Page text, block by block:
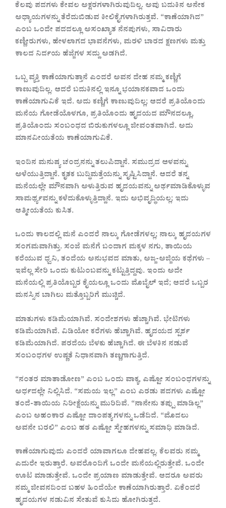
ಕೆಲವು ಪದಗಳು ಕೇವಲ ಅಕ್ಷರಗಳಾಗಿರುವುದಿಲ್ಲ. ಅವು ಬದುಕಿನ ಅನೇಕ
ಅಧ್ಯಾಯಗಳನ್ನು ತೆರೆದುಬಿಡುವ ಕೀಲಿಕೈಗಳಾಗಿರುತ್ತವೆ. “ಕಾಣೆಯಾಗಿದ”
ಎಂಬ ಒಂದೇ ಪದದಲ್ಲೂ ಅಸಂಖ್ಯಾತ ನೆನಪುಗಳು, ಸಾವಿರಾರು
ಕಣ್ಣೀರುಗಳು, ಹೇಳಲಾಗದ ಭಾವನೆಗಳು, ಮರಳಿ ಬಾರದ ಕ್ಷಣಗಳು ಮತ್ತು
ಕಾಲದ ನಿರ್ದಯ ಹೆಜ್ಜೆಗಳ ಸದ್ದು ಅಡಗಿದೆ.
ಒಬ್ಬ ವ್ಯಕ್ತಿ ಕಾಣೆಯಾಗುತ್ತಾನೆ ಎಂದರೆ ಅವನ ದೇಹ ನಮ್ಮ ಕಣ್ಣಿಗೆ
ಕಾಣುವುದಿಲ್ಲ. ಆದರೆ ಬದುಕಿನಲ್ಲಿ ಇನ್ನೂ ಭಯಾನಕವಾದ ಒಂದು
ಕಾಣೆಯಾಗುವಿಕೆ ಇದೆ. ಅದು ಕಣ್ಣಿಗೆ ಕಾಣುವುದಿಲ್ಲ; ಆದರೆ ಪ್ರತಿಯೊಂದು
ಮನೆಯ ಗೋಡೆಯೊಳಗೂ, ಪ್ರತಿಯೊಂದು ಹೃದಯದ ಮೌನದಲ್ಲೂ,
ಪ್ರತಿಯೊಂದು ಸಂಬಂಧದ ಬಿರುಕುಗಳಲ್ಲೂ ಜೀವಂತವಾಗಿದೆ. ಅದು
ಮಾನವೀಯತೆಯ ಕಾಣೆಯಾಗುವಿಕೆ.
ಇಂದಿನ ಮನುಷ್ಯ ಚಂದ್ರನನ್ನು ತಲುಪಿದ್ದಾನೆ. ಸಮುದ್ರದ ಆಳವನ್ನು
ಅಳೆಯುತ್ತಿದ್ದಾನೆ. ಕೃತಕ ಬುದ್ಧಿಮತ್ತೆಯನ್ನು ಸೃಷ್ಟಿಸಿದ್ದಾನೆ. ಆದರೆ ತನ್ನ
ಮನೆಯಲ್ಲೇ ಮೌನವಾಗಿ ಅಳುತ್ತಿರುವ ಹೃದಯವನ್ನು ಅರ್ಥಮಾಡಿಕೊಳ್ಳುವ
ಸಾಮರ್ಥ್ಯವನ್ನು ಕಳೆದುಕೊಳ್ಳುತ್ತಿದ್ದಾನೆ. ಇದು ಅಭಿವೃದ್ಧಿಯಲ್ಲ; ಇದು
ಆತ್ಮೀಯತೆಯ ಕುಸಿತ.
ಒಂದು ಕಾಲದಲ್ಲಿ ಮನೆ ಎಂದರೆ ನಾಲ್ಕು ಗೋಡೆಗಳಲ್ಲ; ನಾಲ್ಕು ಹೃದಯಗಳ
ಸಂಗಮವಾಗಿತ್ತು. ಸಂಜೆ ಮನೆಗೆ ಬಂದಾಗ ಮಕ್ಕಳ ನಗು, ತಾಯಿಯ
ಕರೆಯುವ ಧ್ವನಿ, ತಂದೆಯ ಅನುಭವದ ಮಾತು, ಅಜ್ಜ-ಅಜ್ಜಿಯ ಕಥೆಗಳು –
ಇವೆಲ್ಲ ಸೇರಿ ಒಂದು ಕುಟುಂಬವನ್ನು ಕಟ್ಟುತ್ತಿದ್ದವು. ಇಂದು ಅದೇ
ಮನೆಯಲ್ಲಿ ಪ್ರತಿಯೊಬ್ಬರ ಕೈಯಲ್ಲೂ ಒಂದು ಮೊಬೈಲ್ ಇದೆ; ಆದರೆ ಒಬ್ಬರ
ಮನಸ್ಸಿನ ಬಾಗಿಲು ಮತ್ತೊಬ್ಬರಿಗೆ ಮುಚ್ಚಿದೆ.
ಮಾತುಗಳು ಕಡಿಮೆಯಾಗಿವೆ. ಸಂದೇಶಗಳು ಹೆಚ್ಚಾಗಿವೆ. ಭೇಟಿಗಳು
ಕಡಿಮೆಯಾಗಿವೆ. ವಿಡಿಯೋ ಕರೆಗಳು ಹೆಚ್ಚಾಗಿವೆ. ಹೃದಯದ ಸ್ಪರ್ಶ
ಕಡಿಮೆಯಾಗಿದೆ. ಪರದೆಯ ಬೆಳಕು ಹೆಚ್ಚಾಗಿದೆ. ಈ ಬೆಳಕಿನ ನಡುವೆ
ಸಂಬಂಧಗಳ ಉಷ್ಣತೆ ನಿಧಾನವಾಗಿ ತಣ್ಣಗಾಗುತ್ತಿದೆ.
“ನಂತರ ಮಾತಾಡೋಣ” ಎಂಬ ಒಂದು ವಾಕ್ಯ, ಎಷ್ಟೋ ಸಂಬಂಧಗಳನ್ನು
ಅರ್ಧದಲ್ಲೇ ನಿಲ್ಲಿಸಿದೆ. “ಸಮಯ ಇಲ್ಲ” ಎಂಬ ಎರಡು ಪದಗಳು ಎಷ್ಟೋ
ತಂದೆ-ತಾಯಿಯ ನಿರೀಕ್ಷೆಯನ್ನು ಮುರಿದಿವೆ. “ನಾನೇನು ತಪ್ಪು ಮಾಡಿಲ್ಲ”
ಎಂಬ ಅಹಂಕಾರ ಎಷ್ಟೋ ದಾಂಪತ್ಯಗಳನ್ನು ಒಡೆದಿದೆ. “ಮೊದಲು
ಅವನೇ ಬರಲಿ” ಎಂಬ ಹಠ ಎಷ್ಟೋ ಸ್ನೇಹಗಳನ್ನು ಸಮಾಧಿ ಮಾಡಿದೆ.
ಕಾಣೆಯಾಗುವುದು ಎಂದರೆ ಯಾವಾಗಲೂ ದೇಹವಲ್ಲ. ಕೆಲವರು ನಮ್ಮ
ಎದುರೇ ಇರುತ್ತಾರೆ. ಅವರೊಂದಿಗೆ ಒಂದೇ ಮನೆಯಲ್ಲಿರುತ್ತೇವೆ. ಒಂದೇ
ಊಟ ಮಾಡುತ್ತೇವೆ. ಒಂದೇ ಪ್ರಯಾಣ ಮಾಡುತ್ತೇವೆ. ಆದರೂ ಅವರು
ನಮ್ಮ ಜೀವನದಿಂದ ಬಹಳ ಹಿಂದೆಯೇ ಕಾಣೆಯಾಗಿರುತ್ತಾರೆ. ಏಕೆಂದರೆ
ಹೃದಯಗಳ ನಡುವಿನ ಸೇತುವೆ ಕುಸಿದು ಹೋಗಿರುತ್ತದೆ.